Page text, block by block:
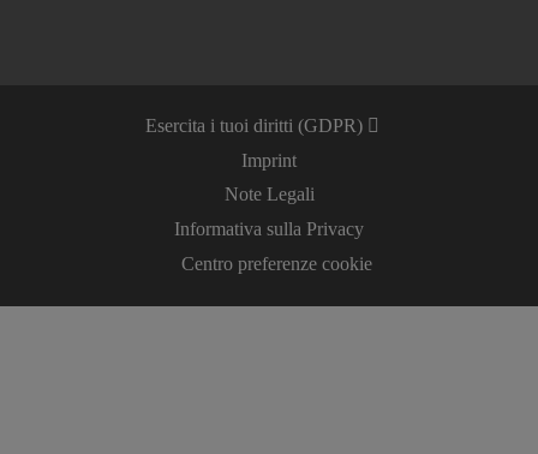
Esercita i tuoi diritti (GDPR)
Imprint
Note Legali
Informativa sulla Privacy
Centro preferenze cookie